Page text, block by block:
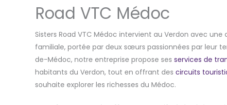
Road VTC Médoc
Sisters Road VTC Médoc intervient au Verdon avec
familiale, portée par deux sœurs passionnées par leur
de-Médoc, notre entreprise propose ses services de
habitants du Verdon, tout en offrant des circuits
souhaite explorer les richesses du Médoc.